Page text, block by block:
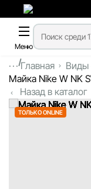
Меню
...Главная Виды
Майка Nike W NK
Назад в каталог
ТОЛЬКО ONLINE